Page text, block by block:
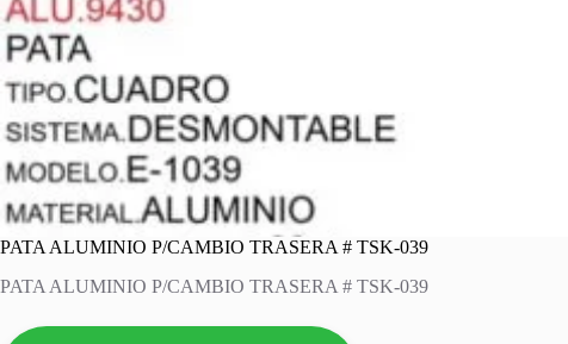
PATA ALUMINIO P/CAMBIO TRASERA # TSK-039
PATA ALUMINIO P/CAMBIO TRASERA # TSK-039